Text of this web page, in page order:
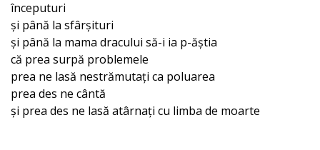
începuturi
și până la sfârșituri
și până la mama dracului să-i ia p-ăștia
că prea surpă problemele
prea ne lasă nestrămutați ca poluarea
prea des ne cântă
și prea des ne lasă atârnați cu limba de moarte